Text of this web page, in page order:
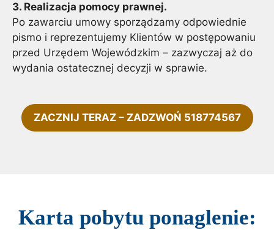
3. Realizacja pomocy prawnej.
Po zawarciu umowy sporządzamy odpowiednie
pismo i reprezentujemy Klientów w postępowaniu
przed Urzędem Wojewódzkim – zazwyczaj aż do
wydania ostatecznej decyzji w sprawie.
ZACZNIJ TERAZ – ZADZWOŃ 518774567
Karta pobytu ponaglenie: